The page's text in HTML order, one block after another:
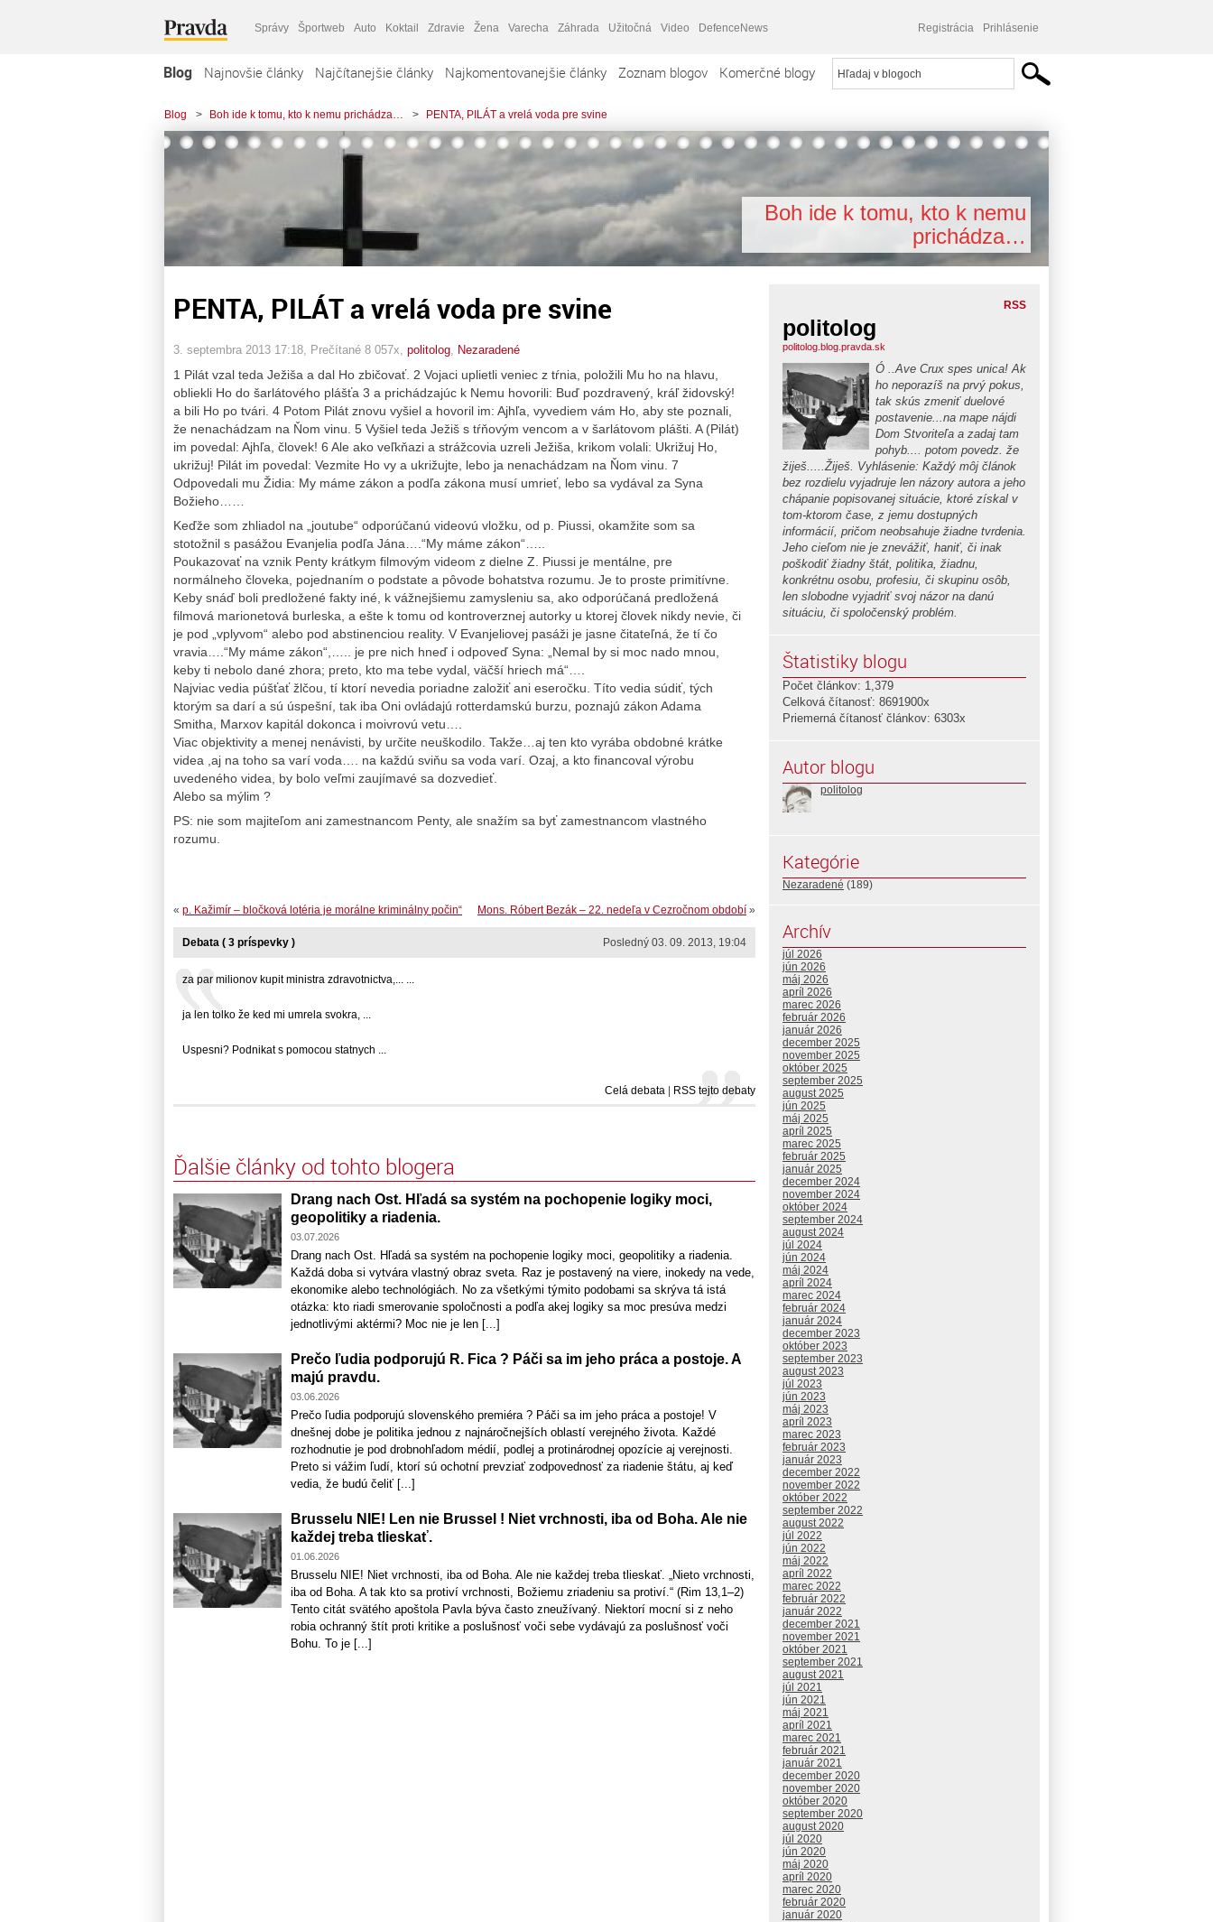
Správy Športweb Auto Koktail Zdravie Žena Varecha Záhrada Užitočná Video DefenceNews Registrácia Prihlásenie
Blog Najnovšie články Najčítanejšie články Najkomentovanejšie články Zoznam blogov Komerčné blogy
Blog > Boh ide k tomu, kto k nemu prichádza… > PENTA, PILÁT a vrelá voda pre svine
Boh ide k tomu, kto k nemu
prichádza…
PENTA, PILÁT a vrelá voda pre svine
3. septembra 2013 17:18 , Prečítané 8 057x, politolog Nezaradené
1 Pilát vzal teda Ježiša a dal Ho zbičovať. 2 Vojaci uplietli veniec z tŕnia, položili Mu ho na hlavu,
obliekli Ho do šarlátového plášťa 3 a prichádzajúc k Nemu hovorili: Buď pozdravený, kráľ židovský!
a bili Ho po tvári. 4 Potom Pilát znovu vyšiel a hovoril im: Ajhľa, vyvediem vám Ho, aby ste poznali,
že nenachádzam na Ňom vinu. 5 Vyšiel teda Ježiš s tŕňovým vencom a v šarlátovom plášti. A (Pilát)
im povedal: Ajhľa, človek! 6 Ale ako veľkňazi a strážcovia uzreli Ježiša, krikom volali: Ukrižuj Ho,
ukrižuj! Pilát im povedal: Vezmite Ho vy a ukrižujte, lebo ja nenachádzam na Ňom vinu. 7
Odpovedali mu Židia: My máme zákon a podľa zákona musí umrieť, lebo sa vydával za Syna
Božieho……
Keďže som zhliadol na „joutube“ odporúčanú videovú vložku, od p. Piussi, okamžite som sa
stotožnil s pasážou Evanjelia podľa Jána….“My máme zákon“…..
Poukazovať na vznik Penty krátkym filmovým videom z dielne Z. Piussi je mentálne, pre
normálneho človeka, pojednaním o podstate a pôvode bohatstva rozumu. Je to proste primitívne.
Keby snáď boli predložené fakty iné, k vážnejšiemu zamysleniu sa, ako odporúčaná predložená
filmová marionetová burleska, a ešte k tomu od kontroverznej autorky u ktorej človek nikdy nevie, či
je pod „vplyvom“ alebo pod abstinenciou reality. V Evanjeliovej pasáži je jasne čitateľná, že tí čo
vravia….“My máme zákon“,….. je pre nich hneď i odpoveď Syna: „Nemal by si moc nado mnou,
keby ti nebolo dané zhora; preto, kto ma tebe vydal, väčší hriech má“….
Najviac vedia púšťať žlčou, tí ktorí nevedia poriadne založiť ani eseročku. Títo vedia súdiť, tých
ktorým sa darí a sú úspešní, tak iba Oni ovládajú rotterdamskú burzu, poznajú zákon Adama
Smitha, Marxov kapitál dokonca i moivrovú vetu….
Viac objektivity a menej nenávisti, by určite neuškodilo. Takže…aj ten kto vyrába obdobné krátke
videa ,aj na toho sa varí voda…. na každú sviňu sa voda varí. Ozaj, a kto financoval výrobu
uvedeného videa, by bolo veľmi zaujímavé sa dozvedieť.
Alebo sa mýlim ?
PS: nie som majiteľom ani zamestnancom Penty, ale snažím sa byť zamestnancom vlastného
rozumu.
Mons. Róbert Bezák – 22. nedeľa v Cezročnom období »
« p. Kažimír – bločková lotéria je morálne kriminálny počin“
Posledný 03. 09. 2013, 19:04
Debata ( 3 príspevky )
za par milionov kupit ministra zdravotnictva,... ...
ja len tolko že ked mi umrela svokra, ...
Uspesni? Podnikat s pomocou statnych ...
Celá debata RSS tejto debaty
Ďalšie články od tohto blogera
Drang nach Ost. Hľadá sa systém na pochopenie logiky moci,
geopolitiky a riadenia.
03.07.2026
Drang nach Ost. Hľadá sa systém na pochopenie logiky moci, geopolitiky a riadenia.
Každá doba si vytvára vlastný obraz sveta. Raz je postavený na viere, inokedy na vede,
ekonomike alebo technológiách. No za všetkými týmito podobami sa skrýva tá istá
otázka: kto riadi smerovanie spoločnosti a podľa akej logiky sa moc presúva medzi
jednotlivými aktérmi? Moc nie je len [...]
Prečo ľudia podporujú R. Fica ? Páči sa im jeho práca a postoje. A
majú pravdu.
03.06.2026
Prečo ľudia podporujú slovenského premiéra ? Páči sa im jeho práca a postoje! V
dnešnej dobe je politika jednou z najnáročnejších oblastí verejného života. Každé
rozhodnutie je pod drobnohľadom médií, podlej a protinárodnej opozície aj verejnosti.
Preto si vážim ľudí, ktorí sú ochotní prevziať zodpovednosť za riadenie štátu, aj keď
vedia, že budú čeliť [...]
Brusselu NIE! Len nie Brussel ! Niet vrchnosti, iba od Boha. Ale nie
každej treba tlieskať.
01.06.2026
Brusselu NIE! Niet vrchnosti, iba od Boha. Ale nie každej treba tlieskať. „Nieto vrchnosti,
iba od Boha. A tak kto sa protiví vrchnosti, Božiemu zriadeniu sa protiví.“ (Rim 13,1–2)
Tento citát svätého apoštola Pavla býva často zneužívaný. Niektorí mocní si z neho
robia ochranný štít proti kritike a poslušnosť voči sebe vydávajú za poslušnosť voči
Bohu. To je [...]
RSS
politolog
politolog.blog.pravda.sk
Ó ..Ave Crux spes unica! Ak
ho neporazíš na prvý pokus,
tak skús zmeniť duelové
postavenie...na mape nájdi
Dom Stvoriteľa a zadaj tam
pohyb.... potom povedz. že
žiješ.....Žiješ. Vyhlásenie: Každý môj článok
bez rozdielu vyjadruje len názory autora a jeho
chápanie popisovanej situácie, ktoré získal v
tom-ktorom čase, z jemu dostupných
informácií, pričom neobsahuje žiadne tvrdenia.
Jeho cieľom nie je znevážiť, haniť, či inak
poškodiť žiadny štát, politika, žiadnu,
konkrétnu osobu, profesiu, či skupinu osôb,
len slobodne vyjadriť svoj názor na danú
situáciu, či spoločenský problém.
Štatistiky blogu
Počet článkov: 1,379
Celková čítanosť: 8691900x
Priemerná čítanosť článkov: 6303x
Autor blogu
politolog
Kategórie
Nezaradené (189)
Archív
júl 2026
jún 2026
máj 2026
apríl 2026
marec 2026
február 2026
január 2026
december 2025
november 2025
október 2025
september 2025
august 2025
jún 2025
máj 2025
apríl 2025
marec 2025
február 2025
január 2025
december 2024
november 2024
október 2024
september 2024
august 2024
júl 2024
jún 2024
máj 2024
apríl 2024
marec 2024
február 2024
január 2024
december 2023
október 2023
september 2023
august 2023
júl 2023
jún 2023
máj 2023
apríl 2023
marec 2023
február 2023
január 2023
december 2022
november 2022
október 2022
september 2022
august 2022
júl 2022
jún 2022
máj 2022
apríl 2022
marec 2022
február 2022
január 2022
december 2021
november 2021
október 2021
september 2021
august 2021
júl 2021
jún 2021
máj 2021
apríl 2021
marec 2021
február 2021
január 2021
december 2020
november 2020
október 2020
september 2020
august 2020
júl 2020
jún 2020
máj 2020
apríl 2020
marec 2020
február 2020
január 2020